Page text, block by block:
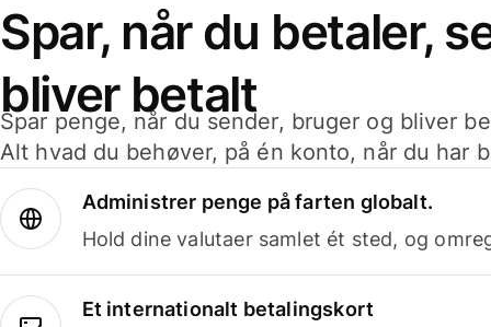
Spar, når du betaler,
bliver betalt
Spar penge, når du sender, bruger og bliver
Alt hvad du behøver, på én konto, når du har
Administrer penge på farten globalt.
Hold dine valutaer samlet ét sted, og
Et internationalt betalingskort